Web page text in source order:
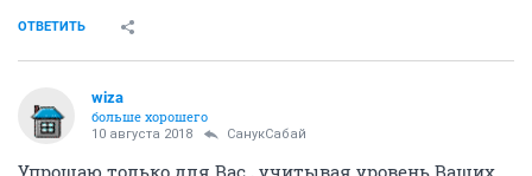
ОТВЕТИТЬ
wiza
больше хорошего
10 августа 2018 СанукСабай
Упрощаю только для Вас , учитывая уровень Ваших